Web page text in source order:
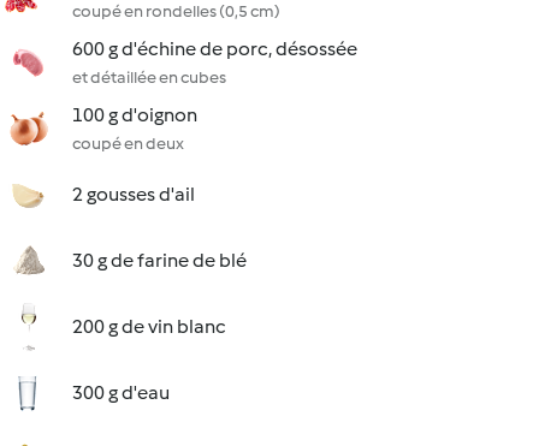
coupé en rondelles (0,5 cm)
600 g d'échine de porc, désossée
et détaillée en cubes
100 g d'oignon
coupé en deux
2 gousses d'ail
30 g de farine de blé
200 g de vin blanc
300 g d'eau